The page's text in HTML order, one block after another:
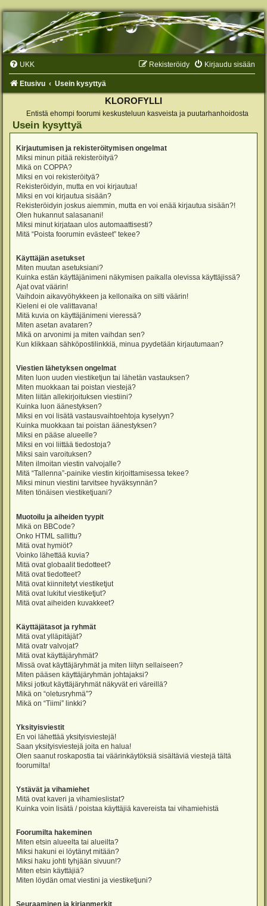
UKK Kirjaudu sisään
Rekisteröidy
Etusivu Usein kysyttyä
KLOROFYLLI
Entistä ehompi foorumi keskusteluun kasveista ja puutarhanhoidosta
Usein kysyttyä
Kirjautumisen ja rekisteröitymisen ongelmat
Miksi minun pitää rekisteröityä?
Mikä on COPPA?
Miksi en voi rekisteröityä?
Rekisteröidyin, mutta en voi kirjautua!
Miksi en voi kirjautua sisään?
Rekisteröidyin joskus aiemmin, mutta en voi enää kirjautua sisään?!
Olen hukannut salasanani!
Miksi minut kirjataan ulos automaattisesti?
Mitä “Poista foorumin evästeet” tekee?
Käyttäjän asetukset
Miten muutan asetuksiani?
Kuinka estän käyttäjänimeni näkymisen paikalla olevissa käyttäjissä?
Ajat ovat väärin!
Vaihdoin aikavyöhykkeen ja kellonaika on silti väärin!
Kieleni ei ole valittavana!
Mitä kuvia on käyttäjänimeni vieressä?
Miten asetan avataren?
Mikä on arvonimi ja miten vaihdan sen?
Kun klikkaan sähköpostilinkkiä, minua pyydetään kirjautumaan?
Viestien lähetyksen ongelmat
Miten luon uuden viestiketjun tai lähetän vastauksen?
Miten muokkaan tai poistan viestejä?
Miten liitän allekirjoituksen viestiini?
Kuinka luon äänestyksen?
Miksi en voi lisätä vastausvaihtoehtoja kyselyyn?
Kuinka muokkaan tai poistan äänestyksen?
Miksi en pääse alueelle?
Miksi en voi liittää tiedostoja?
Miksi sain varoituksen?
Miten ilmoitan viestin valvojalle?
Mitä “Tallenna”-painike viestin kirjoittamisessa tekee?
Miksi minun viestini tarvitsee hyväksynnän?
Miten tönäisen viestiketjuani?
Muotoilu ja aiheiden tyypit
Mikä on BBCode?
Onko HTML sallittu?
Mitä ovat hymiöt?
Voinko lähettää kuvia?
Mitä ovat globaalit tiedotteet?
Mitä ovat tiedotteet?
Mitä ovat kiinnitetyt viestiketjut
Mitä ovat lukitut viestiketjut?
Mitä ovat aiheiden kuvakkeet?
Käyttäjätasot ja ryhmät
Mitä ovat ylläpitäjät?
Mitä ovatr valvojat?
Mitä ovat käyttäjäryhmät?
Missä ovat käyttäjäryhmät ja miten liityn sellaiseen?
Miten pääsen käyttäjäryhmän johtajaksi?
Miksi jotkut käyttäjäryhmät näkyvät eri väreillä?
Mikä on “oletusryhmä”?
Mikä on “Tiimi” linkki?
Yksityisviestit
En voi lähettää yksityisviestejä!
Saan yksityisviestejä joita en halua!
Olen saanut roskapostia tai väärinkäytöksiä sisältäviä viestejä tältä
foorumilta!
Ystävät ja vihamiehet
Mitä ovat kaveri ja vihamieslistat?
Kuinka voin lisätä / poistaa käyttäjiä kavereista tai vihamiehistä
Foorumilta hakeminen
Miten etsin alueelta tai alueilta?
Miksi hakuni ei löytänyt mitään?
Miksi haku johti tyhjään sivuun!?
Miten etsin käyttäjiä?
Miten löydän omat viestini ja viestiketjuni?